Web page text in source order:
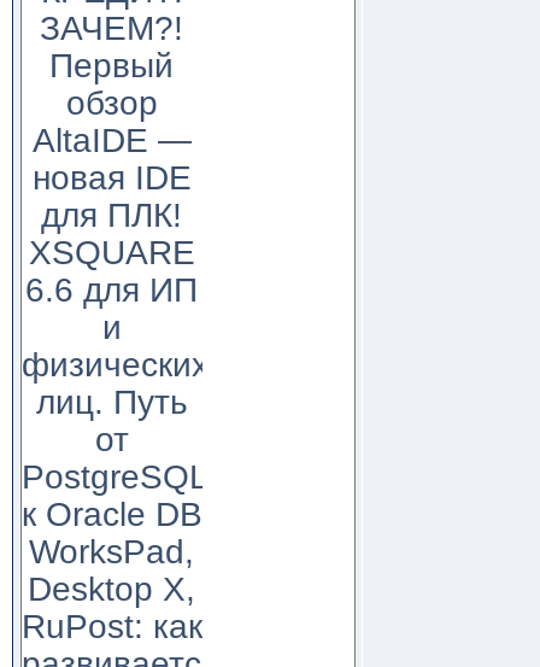
ЗАЧЕМ?!
Первый
обзор
AltaIDE —
новая IDE
для ПЛК!
XSQUARE
6.6 для ИП
и
физических
лиц. Путь
от
PostgreSQL
к Oracle DB
WorksPad,
Desktop X,
RuPost: как